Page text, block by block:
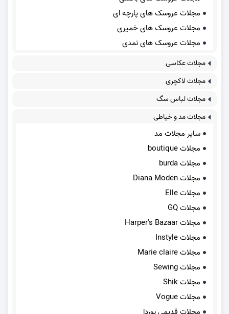
مجلات عروسک های پارچه ای
مجلات عروسک های خمیری
مجلات عروسک های نمدی
مجلات عکاسی
مجلات لاکچری
مجلات لباس سگ
مجلات مد و خیاطی
سایر مجلات مد
مجلات boutique
مجلات burda
مجلات Diana Moden
مجلات Elle
مجلات GQ
مجلات Harper's Bazaar
مجلات Instyle
مجلات Marie claire
مجلات Sewing
مجلات Shik
مجلات Vogue